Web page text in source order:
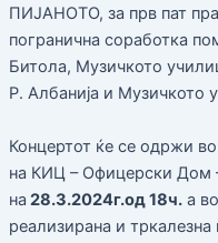
ПИЈАНОТО, за прв пат
погранична соработка
Битола, Музичкото
Р. Албанија и Музичкото
Концертот ќе се одржи
на КИЦ – Офицерски Дом
на 28.3.2024г.од 18ч.а
реализирана и